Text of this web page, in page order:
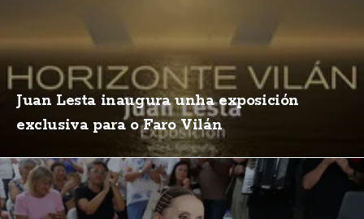
Juan Lesta inaugura unha exposición
exclusiva para o Faro Vilán